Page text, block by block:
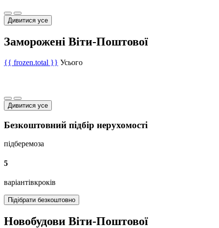
Дивитися усе
Заморожені Віти-Поштової
{{ frozen.total }} Усього
Дивитися усе
Безкоштовний підбір нерухомості
підберемоза
5
варіантівкроків
Підібрати безкоштовно
Новобудови Віти-Поштової